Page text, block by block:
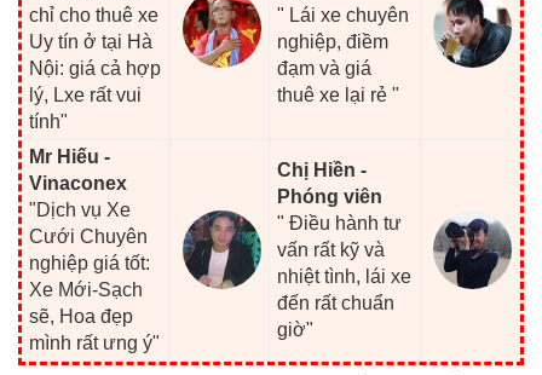
chỉ cho thuê xe
Uy tín ở tại Hà
Nội: giá cả hợp
lý, Lxe rất vui
tính"
" Lái xe chuyên
nghiệp, điềm
đạm và giá
thuê xe lại rẻ "
Mr Hiếu -
Vinaconex
"Dịch vụ Xe
Cưới Chuyên
nghiệp giá tốt:
Xe Mới-Sạch
sẽ, Hoa đẹp
mình rất ưng ý"
Chị Hiền -
Phóng viên
" Điều hành tư
vấn rất kỹ và
nhiệt tình, lái xe
đến rất chuẩn
giờ"